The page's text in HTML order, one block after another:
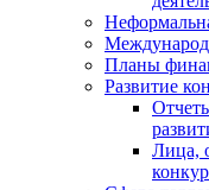
Планы
Развитие
Лица,